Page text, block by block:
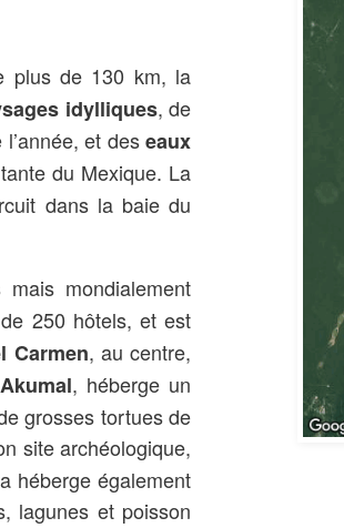
plus de 130 km, la
idylliques, de
et deseaux
du Mexique. La
dans la baie du
mondialement
250 hôtels, et est
Carmen, au centre,
Akumal, héberge un
grosses tortues de
site archéologique,
héberge également
lagunes et poisson